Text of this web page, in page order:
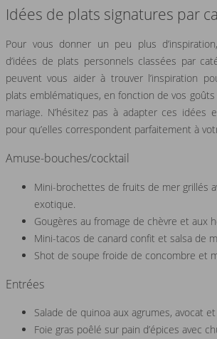
Idées de plats signatures par
Pour vous donner un peu plus
d’idées de plats personnels classées par
peuvent vous aider à trouver l’inspiration
plats emblématiques, en fonction de vos
mariage. N’hésitez pas à adapter ces idées
pour qu’elles correspondent parfaitement à
Amuse-bouches/cocktail
Mini-brochettes de fruits de mer grillés
exotique.
Gougères au fromage de chèvre et aux
Mini-tacos de canard confit et salsa de
Shot de soupe froide de concombre et
Entrées
Salade de quinoa aux agrumes, avocat
Foie gras poêlé sur pain d’épices avec